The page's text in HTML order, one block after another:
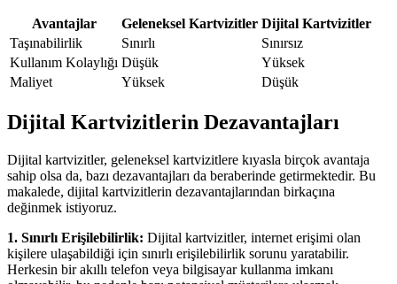
Avantajlar Geleneksel Kartvizitler Dijital Kartvizitler
Taşınabilirlik
Sınırlı
Sınırsız
Kullanım Kolaylığı Düşük
Yüksek
Maliyet
Yüksek Düşük
Dijital Kartvizitlerin Dezavantajları
Dijital kartvizitler, geleneksel kartvizitlere kıyasla birçok avantaja
sahip olsa da, bazı dezavantajları da beraberinde getirmektedir. Bu
makalede, dijital kartvizitlerin dezavantajlarından birkaçına
değinmek istiyoruz.
1. Sınırlı Erişilebilirlik: Dijital kartvizitler, internet erişimi olan
kişilere ulaşabildiği için sınırlı erişilebilirlik sorunu yaratabilir.
Herkesin bir akıllı telefon veya bilgisayar kullanma imkanı